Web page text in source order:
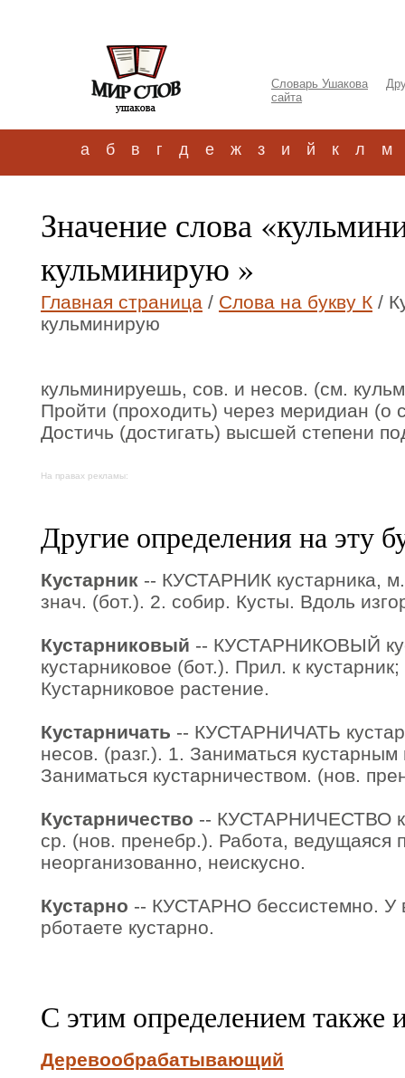
Словарь Ушакова
сайта
а б в г д е ж з и й к л м
Значение слова
кульминирую »
Главная страница / Слова на букву К /
кульминирую
кульминируешь, сов. и несов. (см.
Пройти (проходить) через меридиан (о
Достичь (достигать) высшей степени
На правах рекламы:
Другие определения на эту
Кустарник -- КУСТАРНИК кустарника,
знач. (бот.). 2. собир. Кусты. Вдоль
Кустарниковый -- КУСТАРНИКОВЫЙ
кустарниковое (бот.). Прил. к
Кустарниковое растение.
Кустарничать -- КУСТАРНИЧАТЬ
несов. (разг.). 1. Заниматься
Заниматься кустарничеством. (нов.
Кустарничество -- КУСТАРНИЧЕСТВО
ср. (нов. пренебр.). Работа, ведущаяся
неорганизованно, неискусно.
Кустарно -- КУСТАРНО бессистемно. У
рботаете кустарно.
С этим определением также
Деревообрабатывающий